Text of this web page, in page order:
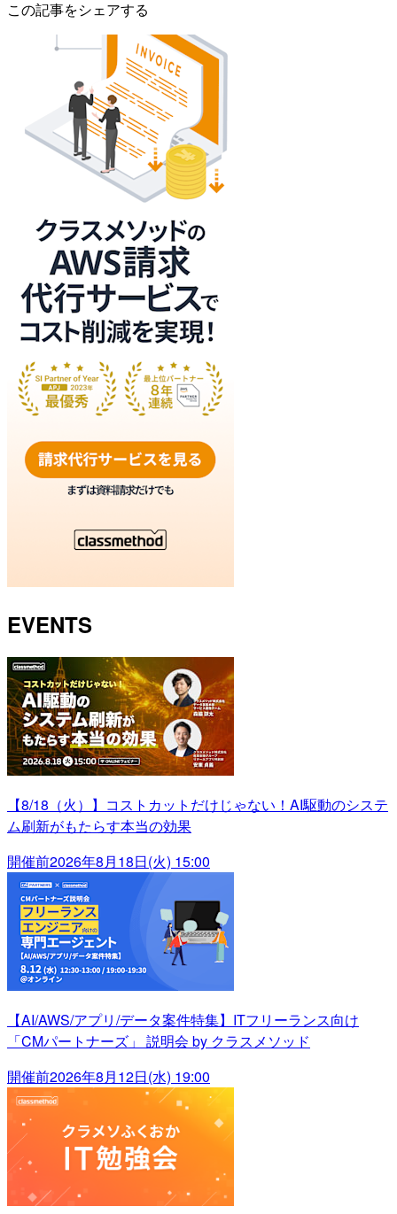
この記事をシェアする
EVENTS
【8/18（火）】コストカットだけじゃない！AI駆動のシステ
ム刷新がもたらす本当の効果
開催前2026年8月18日(火) 15:00
【AI/AWS/アプリ/データ案件特集】ITフリーランス向け
「CMパートナーズ」 説明会 by クラスメソッド
開催前2026年8月12日(水) 19:00